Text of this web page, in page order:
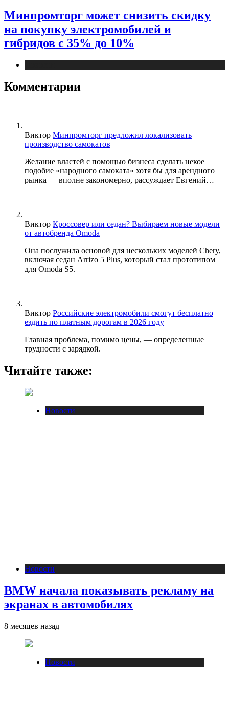
Минпромторг может снизить скидку
на покупку электромобилей и
гибридов с 35% до 10%
Комментарии
Виктор Минпромторг предложил локализовать
производство самокатов
Желание властей с помощью бизнеса сделать некое
подобие «народного самоката» хотя бы для арендного
рынка — вполне закономерно, рассуждает Евгений…
Виктор Кроссовер или седан? Выбираем новые модели
от автобренда Omoda
Она послужила основой для нескольких моделей Chery,
включая седан Arrizo 5 Plus, который стал прототипом
для Omoda S5.
Виктор Российские электромобили смогут бесплатно
ездить по платным дорогам в 2026 году
Главная проблема, помимо цены, — определенные
трудности с зарядкой.
Читайте также:
Новости
Новости
BMW начала показывать рекламу на
экранах в автомобилях
8 месяцев назад
Новости